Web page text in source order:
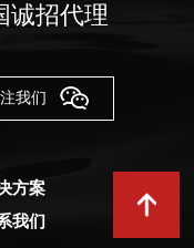
招代理
我们
方案
我们